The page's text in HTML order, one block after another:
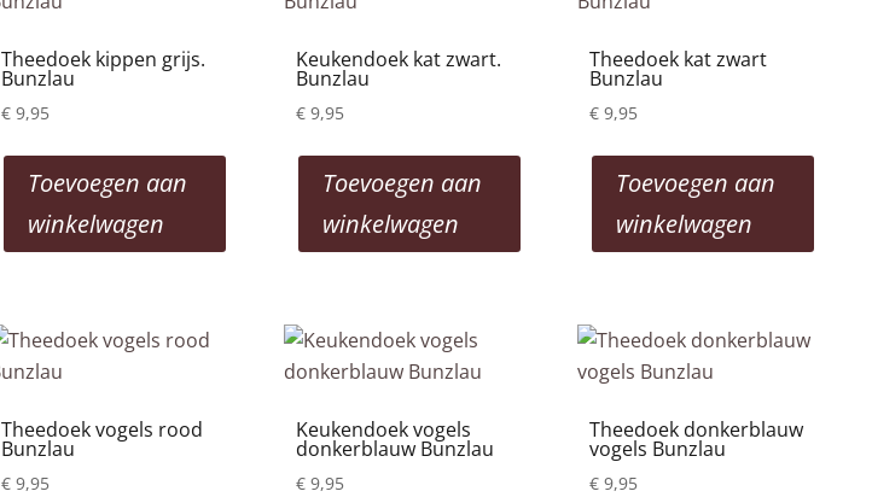
Theedoek kippen grijs.
Bunzlau
€ 9,95
Toevoegen aan
winkelwagen
Keukendoek kat zwart.
Bunzlau
€9,95
Toevoegen aan
winkelwagen
Theedoek kat zwart
Bunzlau
€ 9,95
Toevoegen aan
winkelwagen
Theedoek vogels rood
Bunzlau
€ 9,95
Keukendoek vogels
donkerblauw Bunzlau
€9,95
Theedoek donkerblauw
vogels Bunzlau
€ 9,95